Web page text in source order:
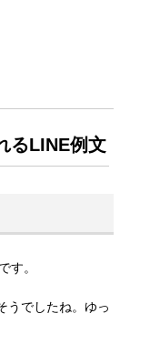
るLINE例文
す。
うでしたね。ゆっ